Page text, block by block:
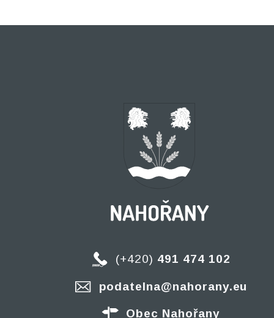
(+420) 491 474 102
podatelna@nahorany.eu
Obec Nahořany